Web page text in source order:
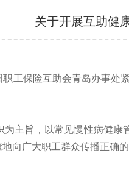
关于开展互助健
工保险互助会青岛办事
主旨，以常见慢性病健
向广大职工群众传播正确